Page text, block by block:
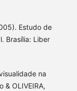
Estudo de
Brasília: Liber
na
& OLIVEIRA,